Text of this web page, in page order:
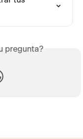
pregunta?